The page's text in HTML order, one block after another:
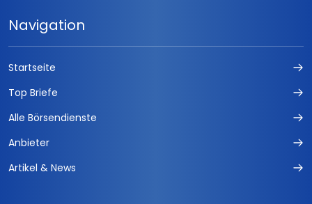
Navigation
Startseite
Top Briefe
Alle Börsendienste
Anbieter
Artikel & News